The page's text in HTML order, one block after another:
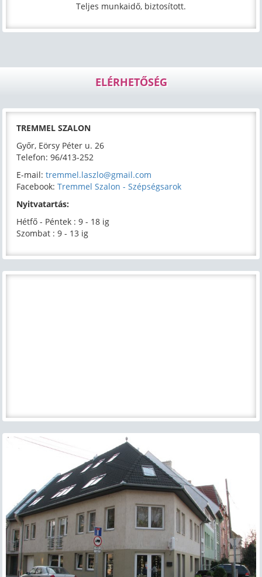
Teljes munkaidő, biztosított.
ELÉRHETŐSÉG
TREMMEL SZALON
Győr, Eörsy Péter u. 26
Telefon: 96/413-252
E-mail: tremmel.laszlo@gmail.com
Facebook: Tremmel Szalon - Szépségsarok
Nyitvatartás:
Hétfő - Péntek : 9 - 18 ig
Szombat : 9 - 13 ig